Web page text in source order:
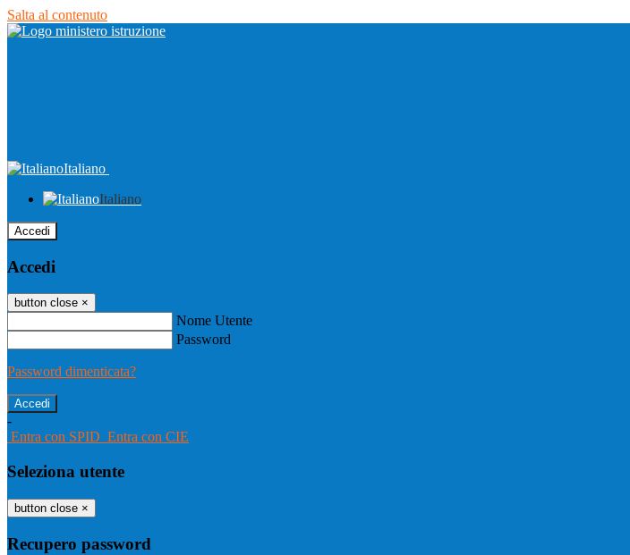
Salta al contenuto
Italiano
Italiano
Accedi
Accedi
button close ×
Nome Utente
Password
Password dimenticata?
-
Entra con SPID Entra con CIE
Seleziona utente
button close ×
Recupero password